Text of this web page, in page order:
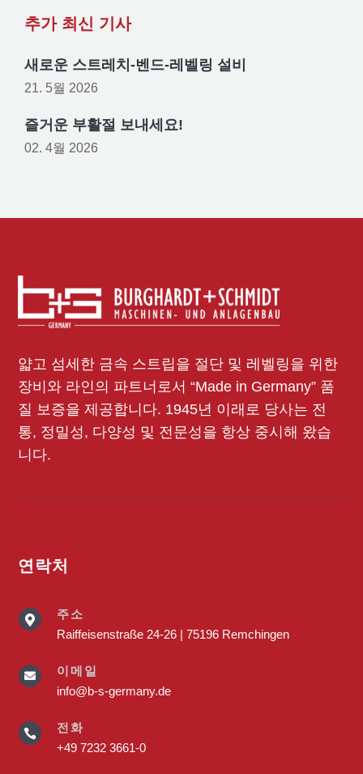
추가 최신 기사
새로운 스트레치-벤드-레벨링 설비
21. 5월 2026
즐거운 부활절 보내세요!
02. 4월 2026
얇고 섬세한 금속 스트립을 절단 및 레벨링을 위한
장비와 라인의 파트너로서 “Made in Germany” 품
질 보증을 제공합니다. 1945년 이래로 당사는 전
통, 정밀성, 다양성 및 전문성을 항상 중시해 왔습
니다.
연락처

주소
Raiffeisenstraße 24-26 | 75196 Remchingen

이메일
info@b-s-germany.de

전화
+49 7232 3661-0